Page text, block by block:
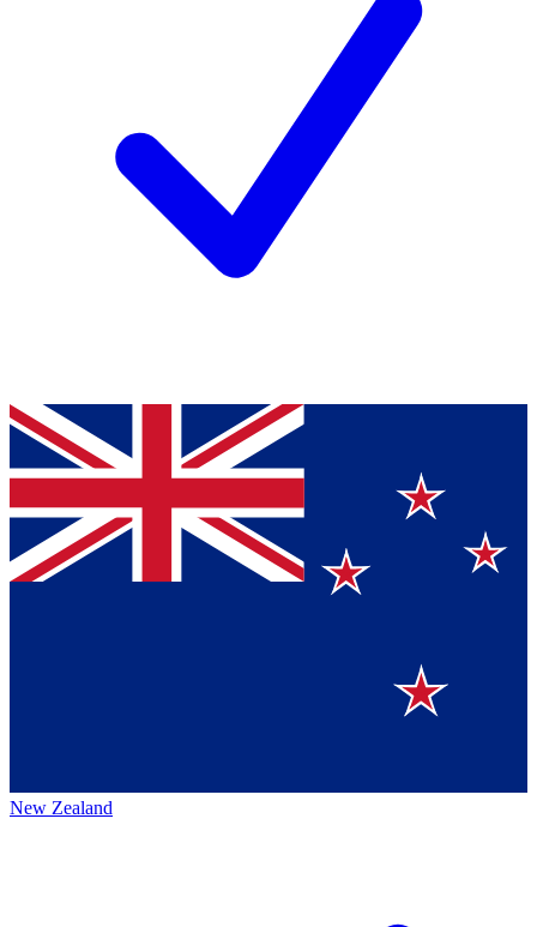
New Zealand